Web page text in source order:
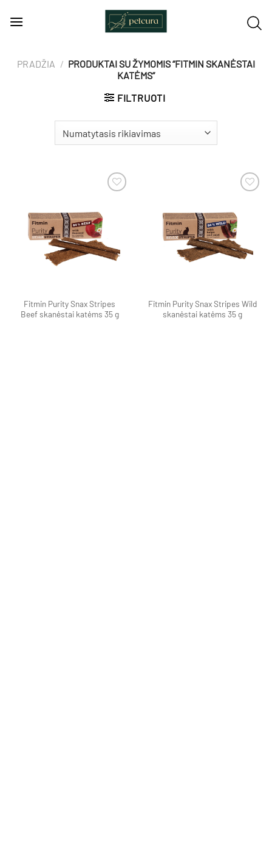
PRADŽIA / PRODUKTAI SU ŽYMOMIS “FITMIN SKANĖSTAI
KATĖMS”
FILTRUOTI
Pamėgti
produktą
Fitmin Purity Snax Stripes
Beef skanėstai katėms 35 g
Pamėgti
produktą
Fitmin Purity Snax Stripes Wild
skanėstai katėms 35 g